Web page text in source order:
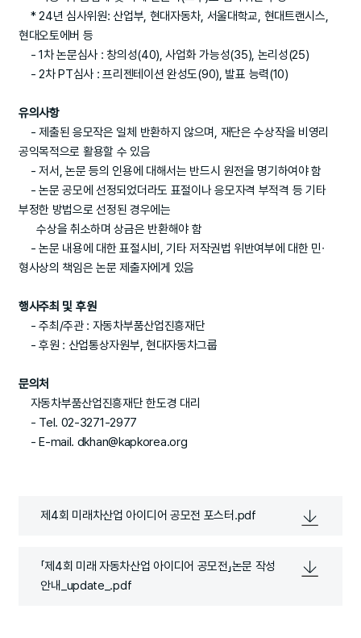
* 24년 심사위원: 산업부, 현대자동차, 서울대학교, 현대트랜시스,
현대오토에버 등
- 1차 논문심사 : 창의성(40), 사업화 가능성(35), 논리성(25)
- 2차 PT심사 : 프리젠테이션 완성도(90), 발표 능력(10)
유의사항
- 제출된 응모작은 일체 반환하지 않으며, 재단은 수상작을 비영리
공익목적으로 활용할 수 있음
- 저서, 논문 등의 인용에 대해서는 반드시 원전을 명기하여야 함
- 논문 공모에 선정되었더라도 표절이나 응모자격 부적격 등 기타
부정한 방법으로 선정된 경우에는
수상을 취소하며 상금은 반환해야 함
- 논문 내용에 대한 표절시비, 기타 저작권법 위반여부에 대한 민∙
형사상의 책임은 논문 제출자에게 있음
행사주최 및 후원
- 주최/주관 : 자동차부품산업진흥재단
- 후원 : 산업통상자원부, 현대자동차그룹
문의처
자동차부품산업진흥재단 한도경 대리
- Tel. 02-3271-2977
- E-mail. dkhan@kapkorea.org
제4회 미래차산업 아이디어 공모전 포스터.pdf
「제4회 미래 자동차산업 아이디어 공모전」논문 작성
안내_update_.pdf